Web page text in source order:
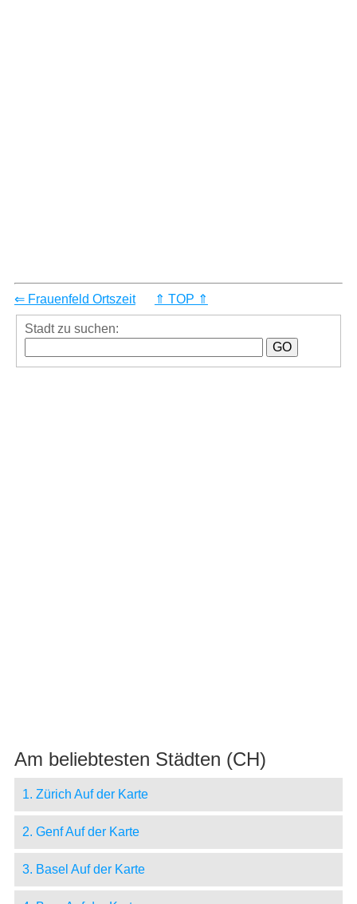
⇐ Frauenfeld Ortszeit ⇑ TOP ⇑
Stadt zu suchen:
Am beliebtesten Städten (CH)
1. Zürich Auf der Karte
2. Genf Auf der Karte
3. Basel Auf der Karte